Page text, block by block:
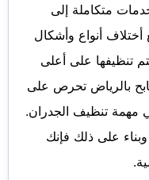
متكاملة إلى
أختلاف أنواع وأشكال
تنظيفها على أعلى
بالرياض تحرص على
مهمة تنظيف الجدران.
على ذلك فإنك